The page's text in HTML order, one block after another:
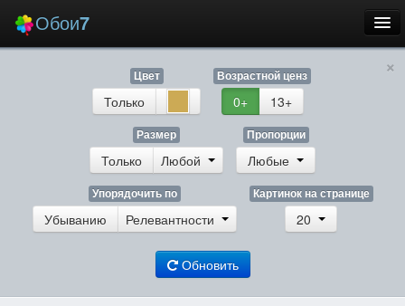
Обои7
Заставки
×
Цвет
Только
Возрастной ценз
0+ 13+
Размер
Только Любой
Пропорции
Любые
Упорядочить по
Убыванию Релевантности
Картинок на странице
20
Обновить